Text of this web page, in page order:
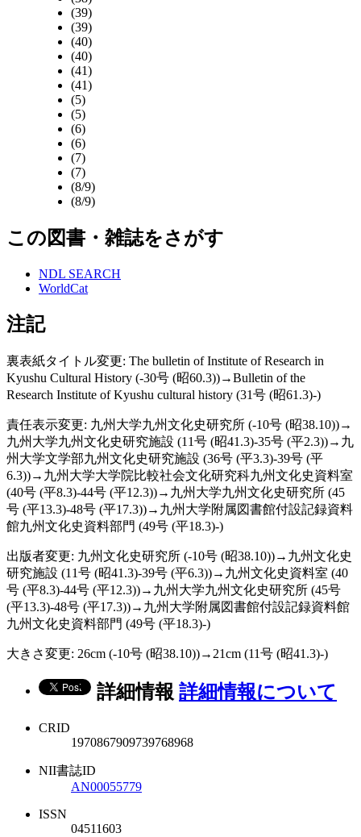
(39)
(39)
(40)
(40)
(41)
(41)
(5)
(5)
(6)
(6)
(7)
(7)
(8/9)
(8/9)
この図書・雑誌をさがす
NDL SEARCH
WorldCat
注記
裏表紙タイトル変更: The bulletin of Institute of Research in
Kyushu Cultural History (-30号 (昭60.3))→Bulletin of the
Research Institute of Kyushu cultural history (31号 (昭61.3)-)
責任表示変更: 九州大学九州文化史研究所 (-10号 (昭38.10))→
九州大学九州文化史研究施設 (11号 (昭41.3)-35号 (平2.3))→九
州大学文学部九州文化史研究施設 (36号 (平3.3)-39号 (平
6.3))→九州大学大学院比較社会文化研究科九州文化史資料室
(40号 (平8.3)-44号 (平12.3))→九州大学九州文化史研究所 (45
号 (平13.3)-48号 (平17.3))→九州大学附属図書館付設記録資料
館九州文化史資料部門 (49号 (平18.3)-)
出版者変更: 九州文化史研究所 (-10号 (昭38.10))→九州文化史
研究施設 (11号 (昭41.3)-39号 (平6.3))→九州文化史資料室 (40
号 (平8.3)-44号 (平12.3))→九州大学九州文化史研究所 (45号
(平13.3)-48号 (平17.3))→九州大学附属図書館付設記録資料館
九州文化史資料部門 (49号 (平18.3)-)
大きさ変更: 26cm (-10号 (昭38.10))→21cm (11号 (昭41.3)-)
詳細情報 詳細情報について
CRID
1970867909739768968
NII書誌ID
AN00055779
ISSN
04511603